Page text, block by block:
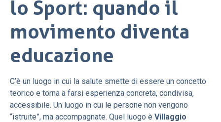
lo Sport: quando il
movimento diventa
educazione
C’è un luogo in cui la salute smette di essere un concetto
teorico e torna a farsi esperienza concreta, condivisa,
accessibile. Un luogo in cui le persone non vengono
“istruite”, ma accompagnate. Quel luogo è Villaggio